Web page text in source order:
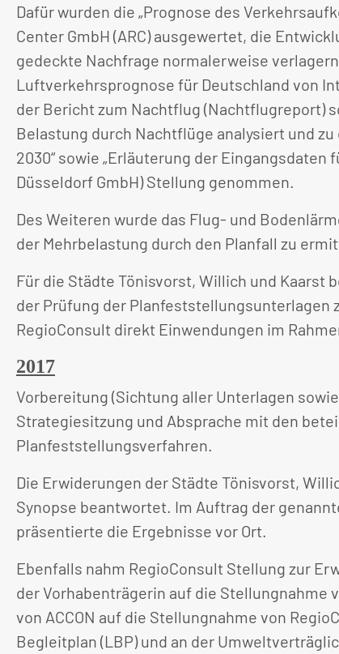
Dafür wurden die „Prognose des
Center GmbH (ARC) ausgewertet, die
gedeckte Nachfrage normalerweise
Luftverkehrsprognose für Deutschland von
der Bericht zum Nachtflug (Nachtflugreport)
Belastung durch Nachtflüge analysiert und
2030“ sowie „Erläuterung der
Düsseldorf GmbH) Stellung genommen.
Des Weiteren wurde das Flug- und
der Mehrbelastung durch den Planfall zu
Für die Städte Tönisvorst, Willich und
der Prüfung der Planfeststellungsunterlagen
RegioConsult direkt Einwendungen im
2017
Vorbereitung (Sichtung aller Unterlagen
Strategiesitzung und Absprache mit den
Planfeststellungsverfahren.
Die Erwiderungen der Städte Tönisvorst,
Synopse beantwortet. Im Auftrag der
präsentierte die Ergebnisse vor Ort.
Ebenfalls nahm RegioConsult Stellung zur
der Vorhabenträgerin auf die Stellungnahme
von ACCON auf die Stellungnahme von
Begleitplan (LBP) und an der